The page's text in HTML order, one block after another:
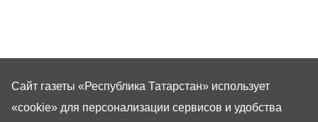
Сайт газеты «Республика Татарстан» использует
«cookie» для персонализации сервисов и удобства